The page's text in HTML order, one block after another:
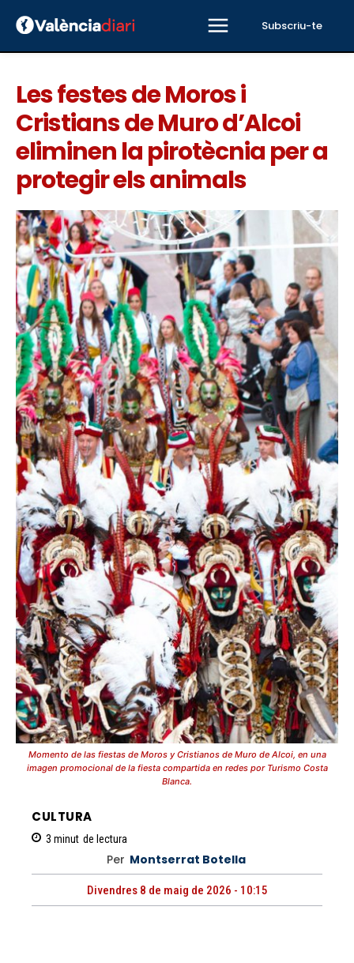
Subscriu-te
Les festes de Moros i
Cristians de Muro d’Alcoi
eliminen la pirotècnia per a
protegir els animals
Momento de las fiestas de Moros y Cristianos de Muro de Alcoi, en una
imagen promocional de la fiesta compartida en redes por Turismo Costa
Blanca.
CULTURA
3 minut de lectura
Per Montserrat Botella
Divendres 8 de maig de 2026 - 10:15